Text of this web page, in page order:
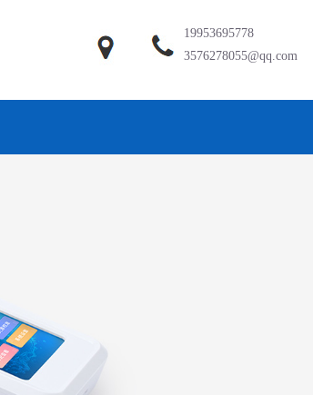
19953695778
3576278055@qq.com